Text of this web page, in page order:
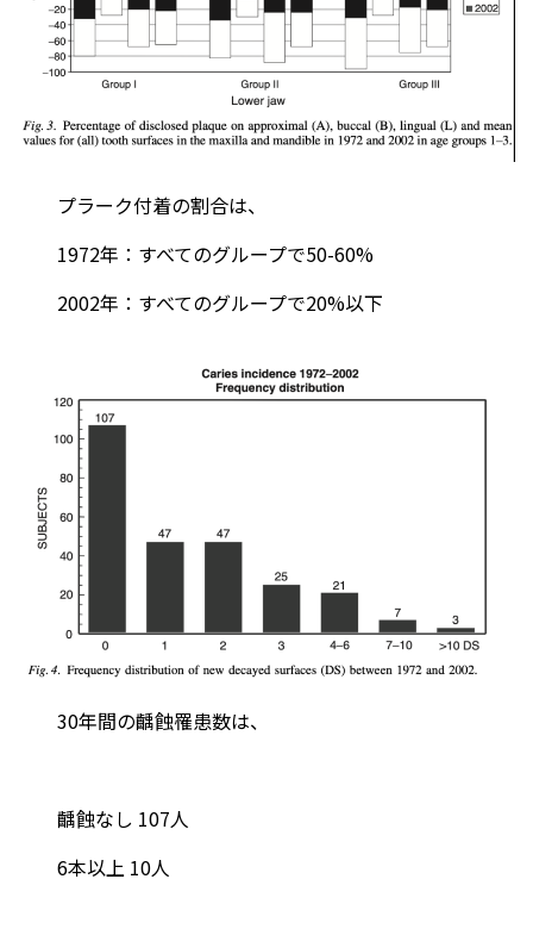
プラーク付着の割合は、
1972年：すべてのグループで50-60%
2002年：すべてのグループで20%以下
30年間の齲蝕罹患数は、
齲蝕なし 107人
6本以上 10人